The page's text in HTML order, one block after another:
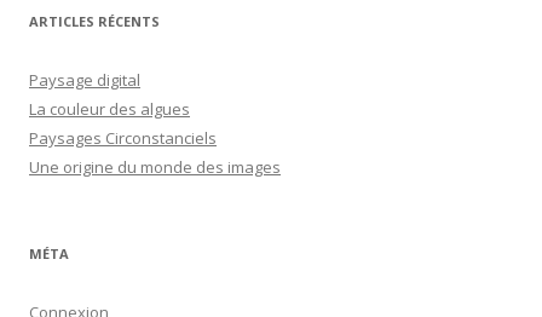
ARTICLES RÉCENTS
Paysage digital
La couleur des algues
Paysages Circonstanciels
Une origine du monde des images
MÉTA
Connexion